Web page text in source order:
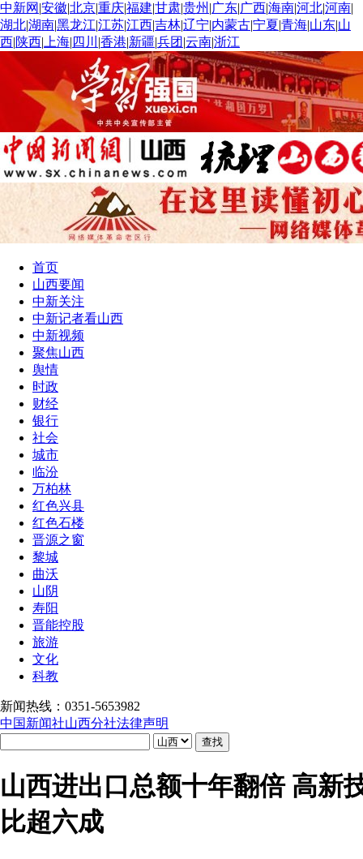
中新网 |安徽|北京|重庆|福建|甘肃|贵州 |广东|广西|海南|河北|河南|
湖北|湖南|黑龙江|江苏|江西|吉林|辽宁|内蒙古|宁夏|青海|山东|山
西|陕西| 上海| 四川 |香港|新疆|兵团 |云南|浙江
首页
山西要闻
中新关注
中新记者看山西
中新视频
聚焦山西
舆情
时政
财经
银行
社会
城市
临汾
万柏林
红色兴县
红色石楼
晋源之窗
黎城
曲沃
山阴
寿阳
晋能控股
旅游
文化
科教
新闻热线：0351-5653982
中国新闻社山西分社法律声明
山西进出口总额十年翻倍 高新
比超六成